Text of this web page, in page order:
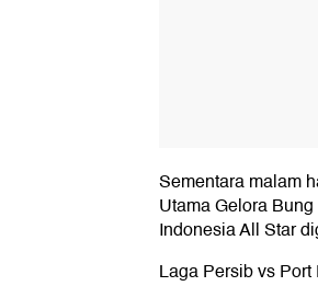
Sementara malam
Utama Gelora
Indonesia All Star
Laga Persib vs